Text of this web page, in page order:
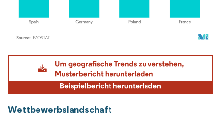
Bild © Mordor Intelligence. Wiederverwendung erfordert Namensnennung gemäß
Wettbewerbslandschaft